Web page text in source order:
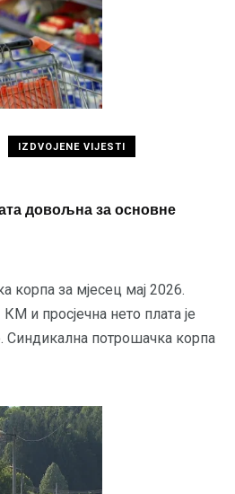
IZDVOJENE VIJESTI
довољна за основне
корпа за мјесец мај 2026.
и просјечна нето плата је
Синдикална потрошачка корпа